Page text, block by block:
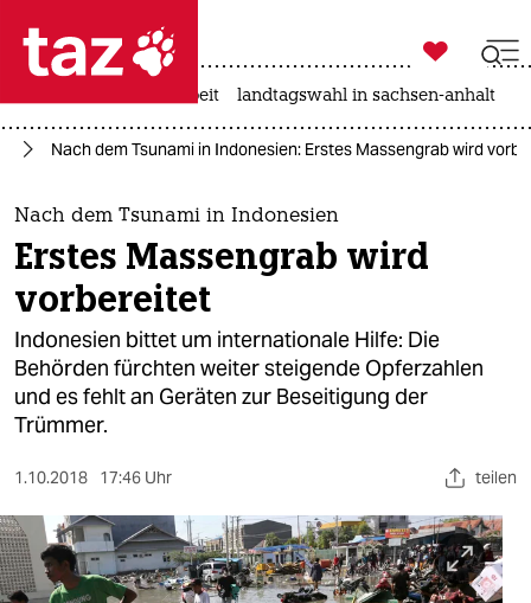
 taz zahl ich
taz zahl ich
themen
politik
öko
gesellschaft
kultur
sport
berlin
nord

taz zahl ich
arbeit landtagswahl in sachsen-anhalt
Nach dem Tsunami in Indonesien: Erstes Massengrab wird
Nach dem Tsunami in Indonesien
Erstes Massengrab wird
vorbereitet
Indonesien bittet um internationale Hilfe: Die
Behörden fürchten weiter steigende Opferzahlen
und es fehlt an Geräten zur Beseitigung der
Trümmer.
1.10.2018 17:46 Uhr teilen